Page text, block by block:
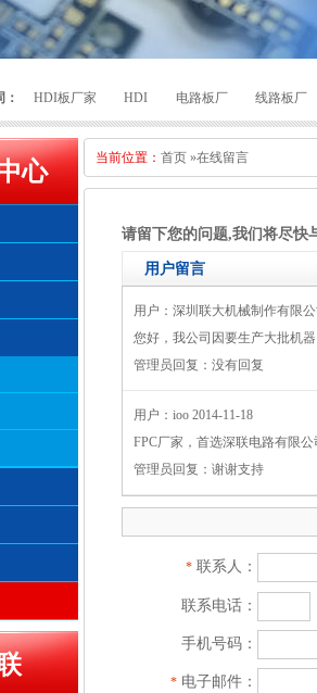
HDI板厂家 HDI 电路板厂 线路板厂
心 当前位置： 首页 »在线留言
请留下您的问题,我们将尽快
用户留言
用户：深圳联大机械制作有限公
您好，我公司因要生产大批机
管理员回复： 没有回复
用户：ioo 2014-11-18
FPC厂家，首选深联电路有限公
管理员回复： 谢谢支持
* 联系人：
联系电话：
手机号码：
* 电子邮件：